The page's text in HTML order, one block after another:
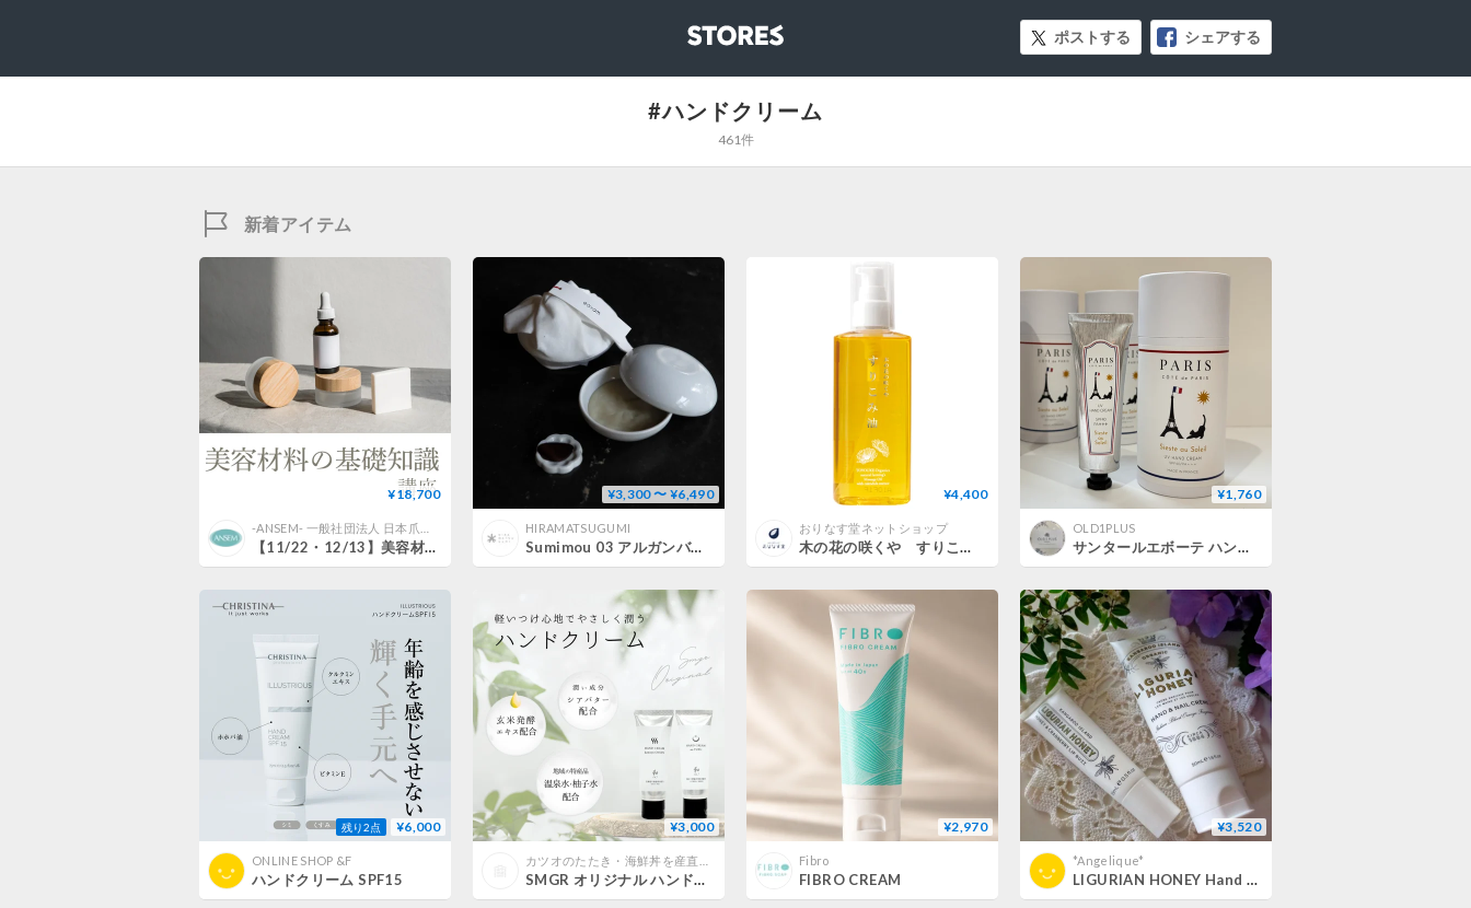
STORES ポストする シェアする
#ハンドクリーム
461件
新着アイテム
¥18,700
【11/22・12/13】美容材料の基礎知識 講座（テキスト付き）
¥3,300 〜 ¥6,490
HIRAMATSUGUMI
Sumimou 03 アルガンバーム / Adatepe 03 ラベンダーオリーブバーム
¥4,400
おりなす堂ネットショップ
木の花の咲くや すりこみ油
¥1,760
OLD1PLUS
サンタールエボーテ ハンドクリームUV SPF40 PA+++
残り2点 ¥6,000
ONLINE SHOP &F
ハンドクリーム SPF15
¥3,000
SMGR オリジナル ハンドクリーム
¥2,970
Fibro
FIBRO CREAM
¥3,520
*Angelique*
LIGURIAN HONEY Hand & Nail Cream LH エッセンシャルデュオパック リグリアンハニー